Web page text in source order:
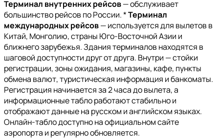
Терминал внутренних рейсов— обслуживает
большинство рейсов по России. *Терминал
международных рейсов— используется для вылетов в
Китай, Монголию, страны Юго-Восточной Азии и
ближнего зарубежья. Здания терминалов находятся в
шаговой доступности друг от друга. Внутри — стойки
регистрации, зоны ожидания, магазины, кафе, пункты
обмена валют, туристическая информация и банкоматы.
Регистрация начинается за 2 часа до вылета, а
информационные табло работают стабильно и
отображают данные на русском и английском языках.
Онлайн-табло доступно на официальном сайте
аэропорта и регулярно обновляется.